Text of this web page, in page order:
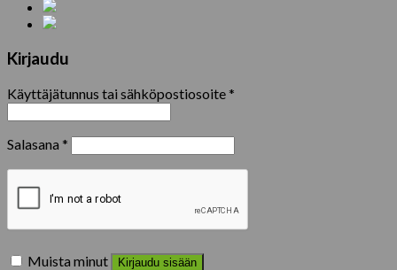
Kirjaudu
Käyttäjätunnus tai sähköpostiosoite*
Salasana *
Muista minut Kirjaudu sisään